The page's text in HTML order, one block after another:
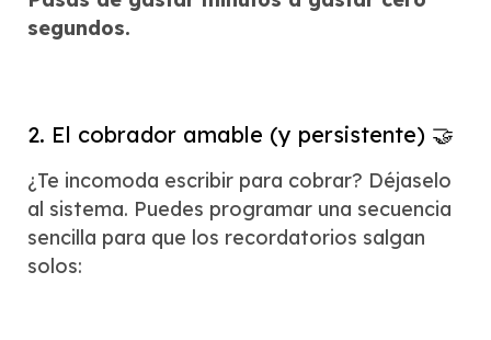
segundos.
2. El cobrador amable (y persistente) 🤝
¿Te incomoda escribir para cobrar? Déjaselo
al sistema. Puedes programar una secuencia
sencilla para que los recordatorios salgan
solos: